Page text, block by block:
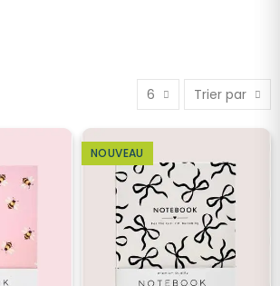
6 Trier par
NOUVEAU